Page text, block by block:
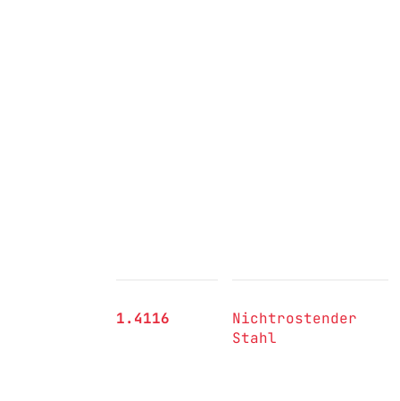
1.4116
Nichtrostender
Stahl